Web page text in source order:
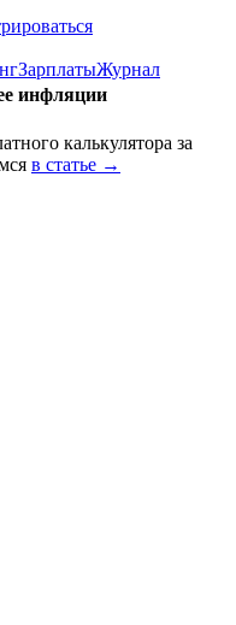
ЗарплатыЖурнал
инфляции
калькулятора за
в статье →